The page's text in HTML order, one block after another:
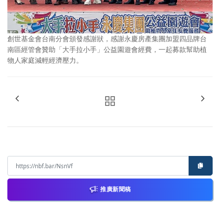
創世基金會台南分會頒發感謝狀，感謝永慶房產集團加盟四品牌台
南區經管會贊助「大手拉小手」公益園遊會經費，一起募款幫助植
物人家庭減輕經濟壓力。
推廣新聞稿